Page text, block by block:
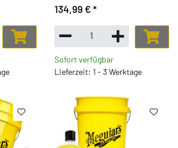
+
450ml + Hot Rims Wheel
Zubehör
134,99 € *
Sofort verfügbar
Lieferzeit: 1 - 3 Werktage